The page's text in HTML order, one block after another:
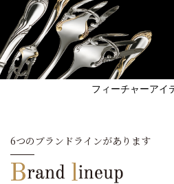
フィーチャーアイ
6つのブランドラインがあります